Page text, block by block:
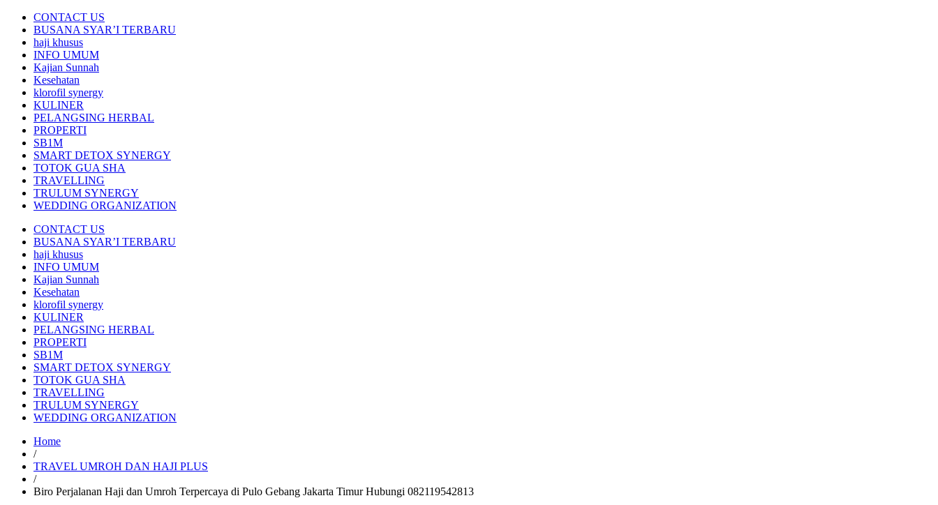
CONTACT US
BUSANA SYAR’I TERBARU
haji khusus
INFO UMUM
Kajian Sunnah
Kesehatan
klorofil synergy
KULINER
PELANGSING HERBAL
PROPERTI
SB1M
SMART DETOX SYNERGY
TOTOK GUA SHA
TRAVELLING
TRULUM SYNERGY
WEDDING ORGANIZATION
CONTACT US
BUSANA SYAR’I TERBARU
haji khusus
INFO UMUM
Kajian Sunnah
Kesehatan
klorofil synergy
KULINER
PELANGSING HERBAL
PROPERTI
SB1M
SMART DETOX SYNERGY
TOTOK GUA SHA
TRAVELLING
TRULUM SYNERGY
WEDDING ORGANIZATION
Home
/
TRAVEL UMROH DAN HAJI PLUS
/
Biro Perjalanan Haji dan Umroh Terpercaya di Pulo Gebang Jakarta Timur Hubungi 082119542813